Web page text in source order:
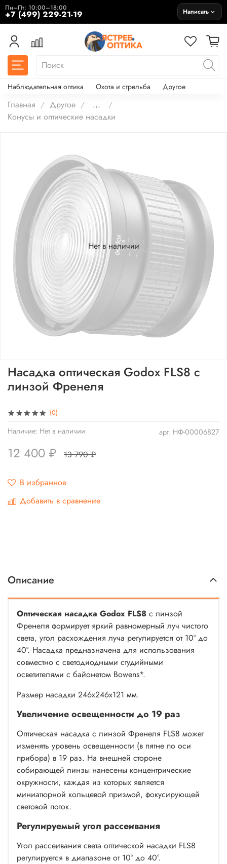
Пн–Пт: 10:00–18:00
+7 (499) 229-21-19 Написать
Наблюдательная оптика Охота и стрельба Другое
Главная Другое
...
Конусы и оптические насадки
Нет в наличии
(0)
арт. НФ-00006827
Наличие: Нет в наличии
Насадка оптическая Godox FLS8 с
линзой Френеля
12 400 ₽ 13 790 ₽
В избранное
Добавить в сравнение
Описание
Оптическая насадка Godox FLS8 с линзой
Френеля формирует яркий равномерный луч чистого
света, угол расхождения луча регулируется от 10° до
40°. Насадка предназначена для использования
совместно с светодиодными студийными
осветителями с байонетом Bowens*.
Размер насадки 246х246х121 мм.
Увеличение освещенности до 19 раз
Оптическая насадка с линзой Френеля FLS8 может
изменять уровень освещенности (в пятне по оси
прибора) в 19 раз. На внешней стороне
собирающей линзы нанесены концентрические
окружности, каждая из которых является
миниатюрной кольцевой призмой, фокусирующей
световой поток.
Регулируемый угол рассеивания
Угол рассеивания света оптической насадки FLS8
регулируется в диапазоне от 10° до 40°.